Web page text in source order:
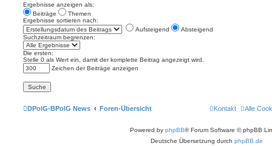
Ergebnisse anzeigen als:
Beiträge
Themen
Ergebnisse sortieren nach:
Aufsteigend
Absteigend
Suchzeitraum begrenzen:
Die ersten:
Stelle 0 als Wert ein, damit der komplette Beitrag angezeigt wird.
Zeichen der Beiträge anzeigen
DPolG-BPolG News Foren-Übersicht Alle
Kontakt
Powered by phpBB® Forum Software © phpBB
Deutsche Übersetzung durch phpBB.de